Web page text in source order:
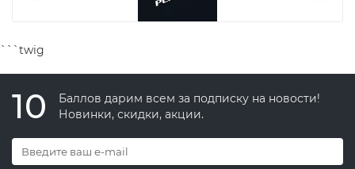
```twig
10
Баллов дарим всем за подписку на новости!
Новинки, скидки, акции.